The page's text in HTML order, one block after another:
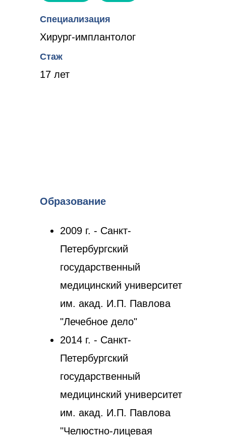
Специализация
Хирург-имплантолог
Стаж
17 лет
2009 г. - Санкт-
Петербургский
государственный
медицинский университет
им. акад. И.П. Павлова
"Лечебное дело"
2014 г. - Санкт-
Петербургский
государственный
медицинский университет
им. акад. И.П. Павлова
"Челюстно-лицевая
Образование